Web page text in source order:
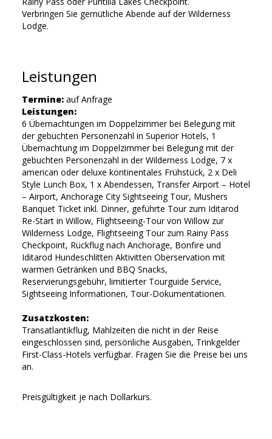
Verbringen Sie gemütliche Abende auf der Wilderness
Lodge.
Leistungen
Termine:auf Anfrage
Leistungen:
6 Übernachtungen im Doppelzimmer bei Belegung mit
der gebuchten Personenzahl in Superior Hotels, 1
Übernachtung im Doppelzimmer bei Belegung mit der
gebuchten Personenzahl in der Wilderness Lodge, 7 x
american oder deluxe kontinentales Frühstück, 2 x Deli
Style Lunch Box, 1 x Abendessen, Transfer Airport – Hotel
– Airport, Anchorage City Sightseeing Tour, Mushers
Banquet Ticket inkl. Dinner, geführte Tour zum Iditarod
Re-Start in Willow, Flightseeing-Tour von Willow zur
Wilderness Lodge, Flightseeing Tour zum Rainy Pass
Checkpoint, Rückflug nach Anchorage, Bonfire und
Iditarod Hundeschlitten Aktivitten Oberservation mit
warmen Getränken und BBQ Snacks,
Reservierungsgebühr, limitierter Tourguide Service,
Sightseeing Informationen, Tour-Dokumentationen.
Zusatzkosten:
Transatlantikflug, Mahlzeiten die nicht in der Reise
eingeschlossen sind, persönliche Ausgaben, Trinkgelder
First-Class-Hotels verfügbar. Fragen Sie die Preise bei uns
an.
Preisgültigkeit je nach Dollarkurs.